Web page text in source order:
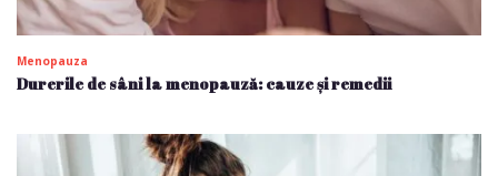
Menopauza
Durerile de sâni la menopauză: cauze și remedii